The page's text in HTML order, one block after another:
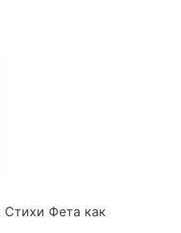
Стихи Фета как